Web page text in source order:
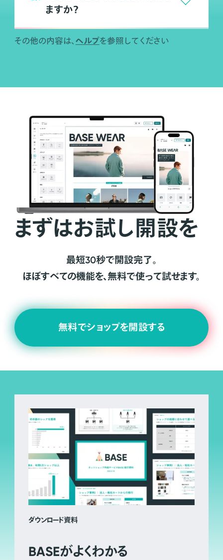
ますか？
その他の内容は、 ヘルプを参照してください
まずはお試し開設を
最短30秒で開設完了。
ほぼすべての機能を、無料で使って試せます。
無料でショップを開設する
ダウンロード資料
BASEがよくわかる